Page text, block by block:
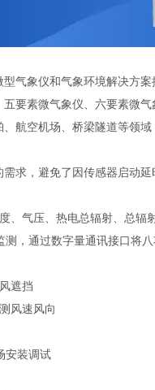
气象仪和气象环境解决方
要素微气象仪、六要素微
航空机场、桥梁隧道等领
求，避免了因传感器启动
、气压、热电总辐射、总辐
，通过数字量通讯接口将八
遮挡
风速风向
安装调试